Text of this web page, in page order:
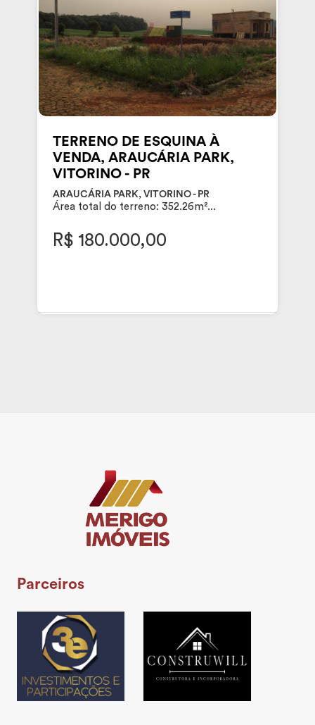
TERRENO DE ESQUINA À
VENDA, ARAUCÁRIA PARK,
VITORINO - PR
ARAUCÁRIA PARK, VITORINO - PR
Área total do terreno: 352.26m²...
R$ 180.000,00
Parceiros